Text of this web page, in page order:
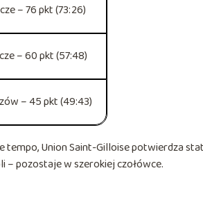
– 76 pkt (73:26)
– 60 pkt (57:48)
– 45 pkt (49:43)
tempo, Union Saint-Gilloise potwierdza
– pozostaje w szerokiej czołówce.